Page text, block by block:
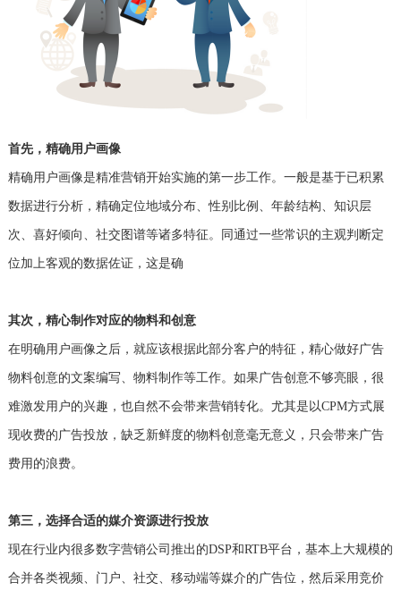
首先， 精确用户画像
精确用户画像是精准营销开始实施的第一步工作。一般是基于已积累
数据进行分析，精确定位地域分布、性别比例、年龄结构、知识层
次、喜好倾向、社交图谱等诸多特征。同通过一些常识的主观判断定
位加上客观的数据佐证，这是确
其次， 精心制作对应的物料和创意
在明确用户画像之后，就应该根据此部分客户的特征，精心做好广告
物料创意的文案编写、物料制作等工作。如果广告创意不够亮眼，很
难激发用户的兴趣，也自然不会带来营销转化。尤其是以CPM方式展
现收费的广告投放，缺乏新鲜度的物料创意毫无意义，只会带来广告
费用的浪费。
第三，选择合适的媒介资源进行投放
现在行业内很多数字营销公司推出的DSP和RTB平台，基本上大规模的
合并各类视频、门户、社交、移动端等媒介的广告位，然后采用竞价